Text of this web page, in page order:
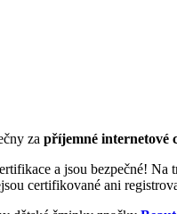
za příjemné internetové
a jsou bezpečné! Na
certifikované ani